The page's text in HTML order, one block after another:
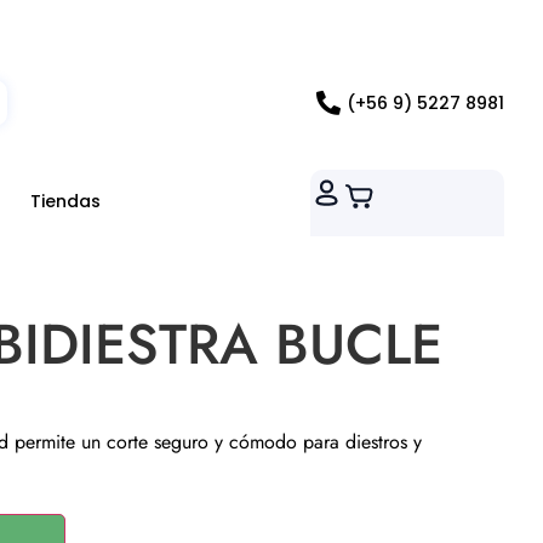
(+56 9) 5227 8981
Tiendas
BUCLE
permite un corte seguro y cómodo para diestros y